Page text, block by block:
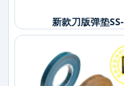
新款刀版弹垫SS-